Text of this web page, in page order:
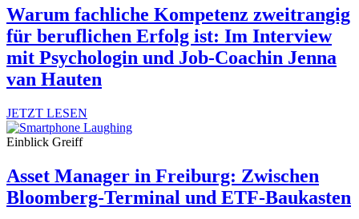
Warum fachliche Kompetenz zweitrangig
für beruflichen Erfolg ist: Im Interview
mit Psychologin und Job-Coachin Jenna
van Hauten
JETZT LESEN
Einblick Greiff
Asset Manager in Freiburg: Zwischen
Bloomberg-Terminal und ETF-Baukasten